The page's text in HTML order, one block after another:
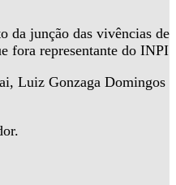
da junção das vivências de
fora representante do INPI
Luiz Gonzaga Domingos